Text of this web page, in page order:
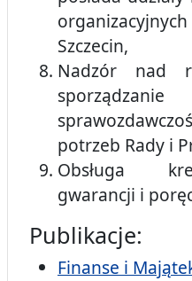
Szczecin,
Nadzór nad
potrzeb Rady i
Obsługa
gwarancji i
Publikacje:
Finanse i